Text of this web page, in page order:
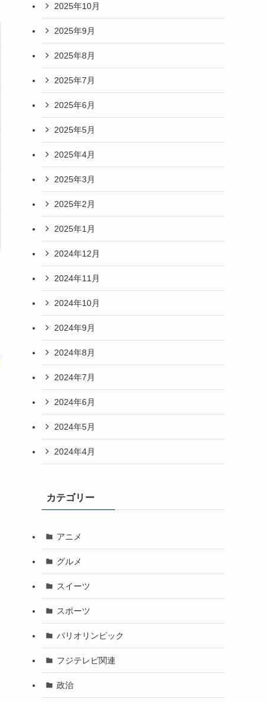
2025年10月
2025年9月
2025年8月
2025年7月
2025年6月
2025年5月
2025年4月
2025年3月
2025年2月
2025年1月
2024年12月
2024年11月
2024年10月
2024年9月
2024年8月
2024年7月
2024年6月
2024年5月
2024年4月
カテゴリー
アニメ
グルメ
スイーツ
スポーツ
パリオリンピック
フジテレビ関連
政治